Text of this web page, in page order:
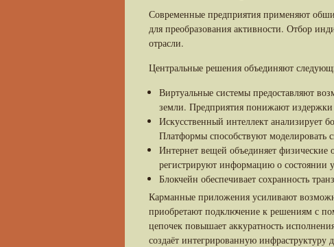
Современные предприятия применяют
для преобразования активности. Отбор
отрасли.
Центральные решения объединяют
Виртуальные системы предоставляют
земли. Предприятия понижают
Искусственный интеллект анализирует
Платформы способствуют моделировать
Интернет вещей объединяет
регистрируют информацию о состоянии
Блокчейн обеспечивает сохранность
Карманные приложения усиливают
приобретают подключение к решениям с
цепочек повышает аккуратность
создаёт интегрированную